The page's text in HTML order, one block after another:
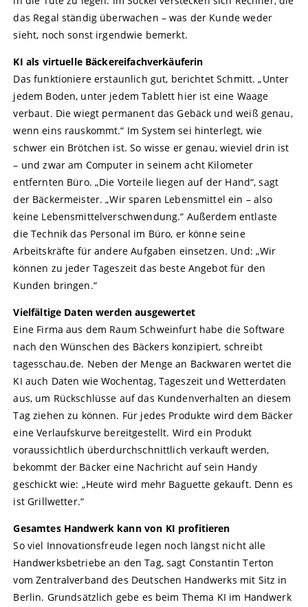
das Regal ständig überwachen – was der Kunde weder
sieht, noch sonst irgendwie bemerkt.
KI als virtuelle Bäckereifachverkäuferin
Das funktioniere erstaunlich gut, berichtet Schmitt. „Unter
jedem Boden, unter jedem Tablett hier ist eine Waage
verbaut. Die wiegt permanent das Gebäck und weiß genau,
wenn eins rauskommt.“ Im System sei hinterlegt, wie
schwer ein Brötchen ist. So wisse er genau, wieviel drin ist
– und zwar am Computer in seinem acht Kilometer
entfernten Büro. „Die Vorteile liegen auf der Hand“, sagt
der Bäckermeister. „Wir sparen Lebensmittel ein – also
keine Lebensmittelverschwendung.“ Außerdem entlaste
die Technik das Personal im Büro, er könne seine
Arbeitskräfte für andere Aufgaben einsetzen. Und: „Wir
können zu jeder Tageszeit das beste Angebot für den
Kunden bringen.“
Vielfältige Daten werden ausgewertet
Eine Firma aus dem Raum Schweinfurt habe die Software
nach den Wünschen des Bäckers konzipiert, schreibt
tagesschau.de. Neben der Menge an Backwaren wertet die
KI auch Daten wie Wochentag, Tageszeit und Wetterdaten
aus, um Rückschlüsse auf das Kundenverhalten an diesem
Tag ziehen zu können. Für jedes Produkte wird dem Bäcker
eine Verlaufskurve bereitgestellt. Wird ein Produkt
voraussichtlich überdurchschnittlich verkauft werden,
bekommt der Bäcker eine Nachricht auf sein Handy
geschickt wie: „Heute wird mehr Baguette gekauft. Denn es
ist Grillwetter.“
Gesamtes Handwerk kann von KI profitieren
So viel Innovationsfreude legen noch längst nicht alle
Handwerksbetriebe an den Tag, sagt Constantin Terton
vom Zentralverband des Deutschen Handwerks mit Sitz in
Berlin. Grundsätzlich gebe es beim Thema KI im Handwerk